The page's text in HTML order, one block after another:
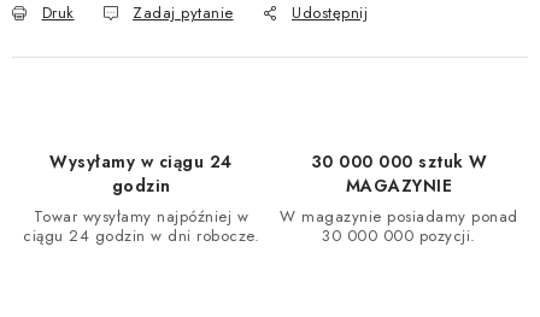
Druk Zadaj pytanie Udostępnij
Wysyłamy w ciągu 24
godzin
Towar wysyłamy najpóźniej w
ciągu 24 godzin w dni robocze.
30 000 000 sztuk W
MAGAZYNIE
W magazynie posiadamy ponad
30 000 000 pozycji.